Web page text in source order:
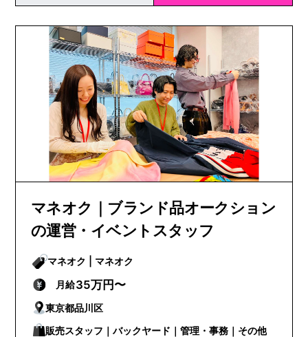
マネオク｜ブランド品オークション
の運営・イベントスタッフ
マネオク | マネオク
月給35万円〜
東京都品川区
販売スタッフ｜バックヤード｜管理・事務｜その他